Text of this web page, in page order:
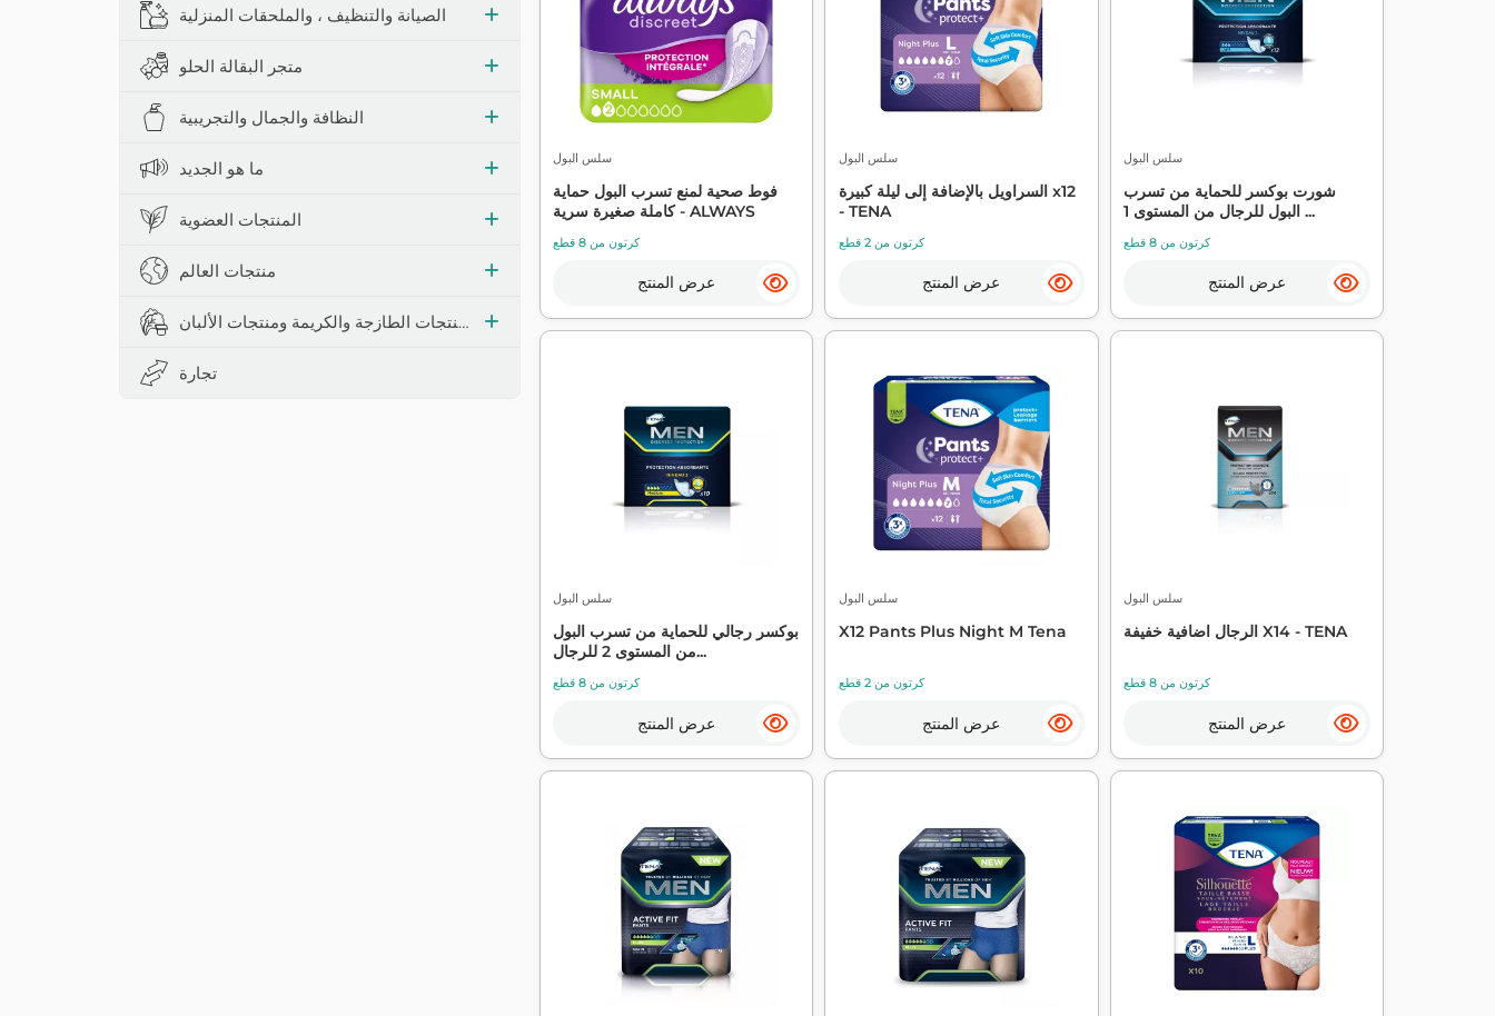
الصيانة والتنظيف ، والملحقات المنزلية
متجر البقالة الحلو
النظافة والجمال والتجريبية
ما هو الجديد
المنتجات العضوية
منتجات العالم
المنتجات الطازجة والكريمة ومنتجات الألبان
تجارة
سلس البول
فوط صحية لمنع تسرب البول حماية
كاملة صغيرة سرية - ALWAYS
كرتون من 8 قطع
عرض المنتج
سلس البول
السراويل بالإضافة إلى ليلة كبيرة x12
- TENA
كرتون من 2 قطع
عرض المنتج
سلس البول
شورت بوكسر للحماية من تسرب
البول للرجال من المستوى 1 ...
كرتون من 8 قطع
عرض المنتج
سلس البول
بوكسر رجالي للحماية من تسرب البول
من المستوى 2 للرجال...
كرتون من 8 قطع
عرض المنتج
سلس البول
X12 Pants Plus Night M Tena
كرتون من 2 قطع
عرض المنتج
سلس البول
الرجال اضافية خفيفة X14 - TENA
كرتون من 8 قطع
عرض المنتج